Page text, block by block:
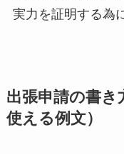
実力を証明する為
出張申請の書き
使える例文）